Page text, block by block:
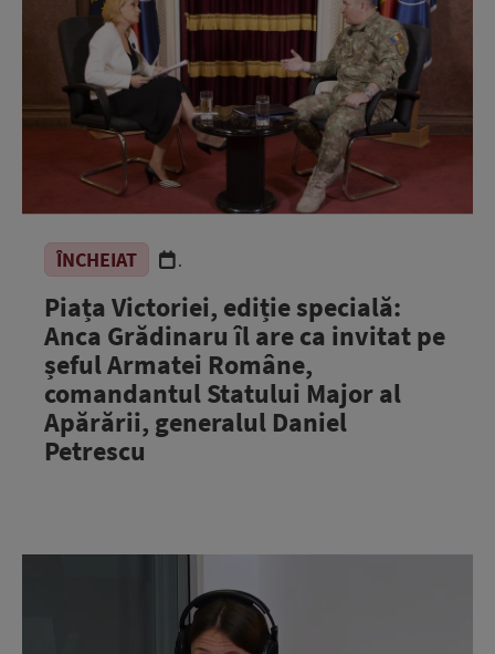
ÎNCHEIAT .
Piața Victoriei, ediție specială:
Anca Grădinaru îl are ca invitat pe
șeful Armatei Române,
comandantul Statului Major al
Apărării, generalul Daniel
Petrescu